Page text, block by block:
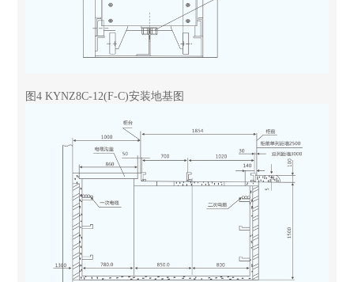
图4 KYNZ8C-12(F-C)安装地基图